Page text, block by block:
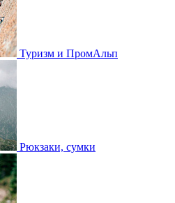
Туризм и ПромАльп
Рюкзаки, сумки